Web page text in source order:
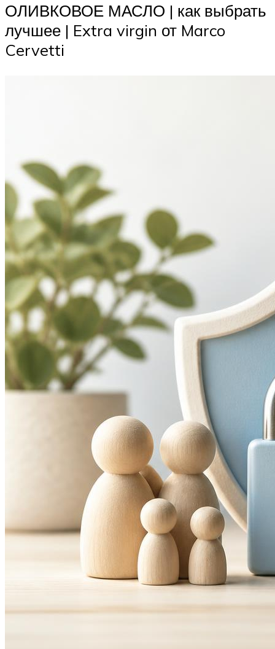
ОЛИВКОВОЕ МАСЛО | как выбрать
лучшее | Extra virgin от Marco
Cervetti